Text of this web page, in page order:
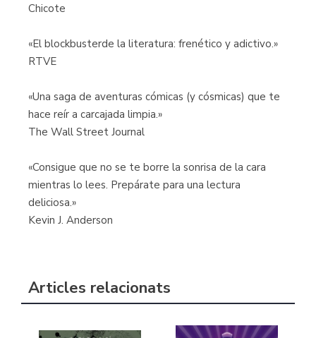
Chicote
«El blockbusterde la literatura: frenético y adictivo.»
RTVE
«Una saga de aventuras cómicas (y cósmicas) que te
hace reír a carcajada limpia.»
The Wall Street Journal
«Consigue que no se te borre la sonrisa de la cara
mientras lo lees. Prepárate para una lectura
deliciosa.»
Kevin J. Anderson
Articles relacionats